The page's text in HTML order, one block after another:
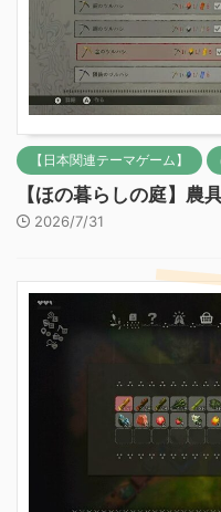
【日本関連テーマゲーム】
【ほの暮らしの庭】農
2026/7/31